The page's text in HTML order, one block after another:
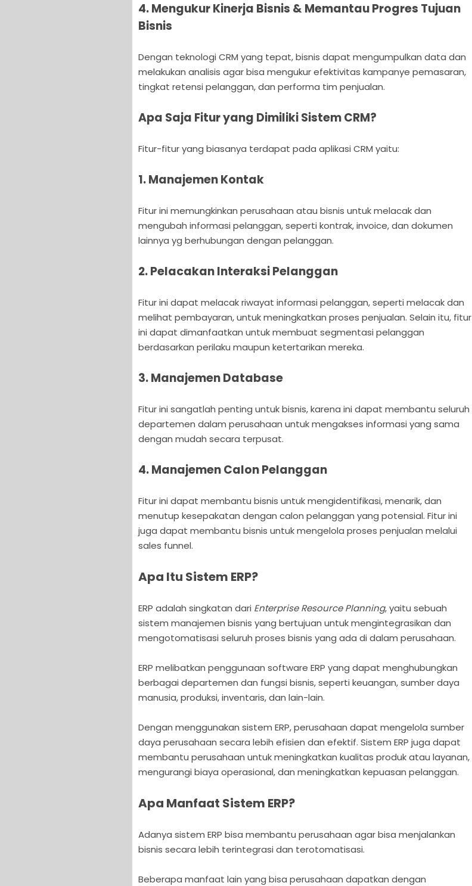
4. Mengukur Kinerja Bisnis & Memantau Progres Tujuan
Bisnis
Dengan teknologi CRM yang tepat, bisnis dapat mengumpulkan data dan
melakukan analisis agar bisa mengukur efektivitas kampanye pemasaran,
tingkat retensi pelanggan, dan performa tim penjualan.
Apa Saja Fitur yang Dimiliki Sistem CRM?
Fitur-fitur yang biasanya terdapat pada aplikasi CRM yaitu:
1. Manajemen Kontak
Fitur ini memungkinkan perusahaan atau bisnis untuk melacak dan
mengubah informasi pelanggan, seperti kontrak, invoice, dan dokumen
lainnya yg berhubungan dengan pelanggan.
2. Pelacakan Interaksi Pelanggan
Fitur ini dapat melacak riwayat informasi pelanggan, seperti melacak dan
melihat pembayaran, untuk meningkatkan proses penjualan. Selain itu, fitur
ini dapat dimanfaatkan untuk membuat segmentasi pelanggan
berdasarkan perilaku maupun ketertarikan mereka.
3. Manajemen Database
Fitur ini sangatlah penting untuk bisnis, karena ini dapat membantu seluruh
departemen dalam perusahaan untuk mengakses informasi yang sama
dengan mudah secara terpusat.
4. Manajemen Calon Pelanggan
Fitur ini dapat membantu bisnis untuk mengidentifikasi, menarik, dan
menutup kesepakatan dengan calon pelanggan yang potensial. Fitur ini
juga dapat membantu bisnis untuk mengelola proses penjualan melalui
sales funnel.
Apa Itu Sistem ERP?
ERP adalah singkatan dari Enterprise Resource Planning, yaitu sebuah
sistem manajemen bisnis yang bertujuan untuk mengintegrasikan dan
mengotomatisasi seluruh proses bisnis yang ada di dalam perusahaan.
ERP melibatkan penggunaan software ERP yang dapat menghubungkan
berbagai departemen dan fungsi bisnis, seperti keuangan, sumber daya
manusia, produksi, inventaris, dan lain-lain.
Dengan menggunakan sistem ERP, perusahaan dapat mengelola sumber
daya perusahaan secara lebih efisien dan efektif. Sistem ERP juga dapat
membantu perusahaan untuk meningkatkan kualitas produk atau layanan,
mengurangi biaya operasional, dan meningkatkan kepuasan pelanggan.
Apa Manfaat Sistem ERP?
Adanya sistem ERP bisa membantu perusahaan agar bisa menjalankan
bisnis secara lebih terintegrasi dan terotomatisasi.
Beberapa manfaat lain yang bisa perusahaan dapatkan dengan